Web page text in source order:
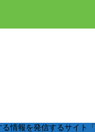
情報を発信するサイト